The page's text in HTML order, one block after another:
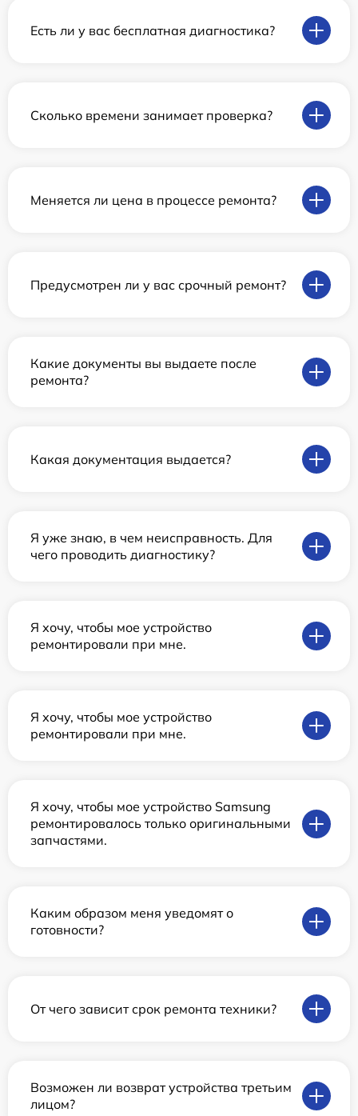
Есть ли у вас бесплатная диагностика?
Сколько времени занимает проверка?
Меняется ли цена в процессе ремонта?
Предусмотрен ли у вас срочный ремонт?
Какие документы вы выдаете после
ремонта?
Какая документация выдается?
Я уже знаю, в чем неисправность. Для
чего проводить диагностику?
Я хочу, чтобы мое устройство
ремонтировали при мне.
Я хочу, чтобы мое устройство
ремонтировали при мне.
Я хочу, чтобы мое устройство Samsung
ремонтировалось только оригинальными
запчастями.
Каким образом меня уведомят о
готовности?
От чего зависит срок ремонта техники?
Возможен ли возврат устройства третьим
лицом?